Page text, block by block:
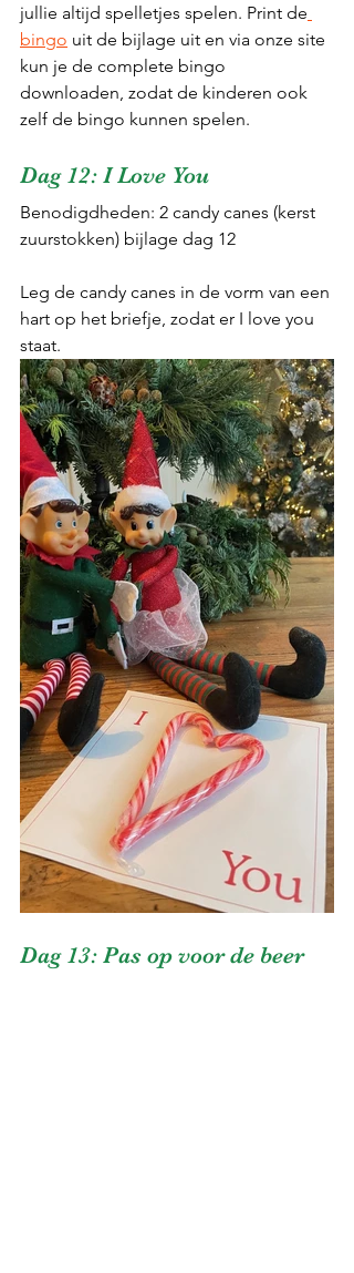
jullie altijd spelletjes spelen. Print de
bingo uit de bijlage uit en via onze site
kun je de complete bingo
downloaden, zodat de kinderen ook
zelf de bingo kunnen spelen.
Dag 12: I Love You
Benodigdheden: 2 candy canes (kerst
zuurstokken) bijlage dag 12
Leg de candy canes in de vorm van een
hart op het briefje, zodat er I love you
staat.
Dag 13: Pas op voor de beer